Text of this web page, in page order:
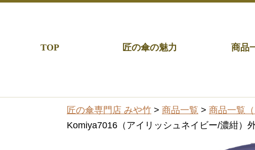
TOP 匠の傘の魅力 商品
匠の傘専門店 みや竹 > 商品一覧 > 商品一覧（
Komiya7016（アイリッシュネイビー/濃紺